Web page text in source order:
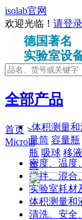
isolab官网
欢迎光临！ 请登录
德国著名
实验室设
全部产品
体积测量
量筒 容量瓶
瓶 吸球 移
筒
首页 >
Microlit
密度、温度
搅拌、混合
实验室耗材
体积测量和
清洗、安全